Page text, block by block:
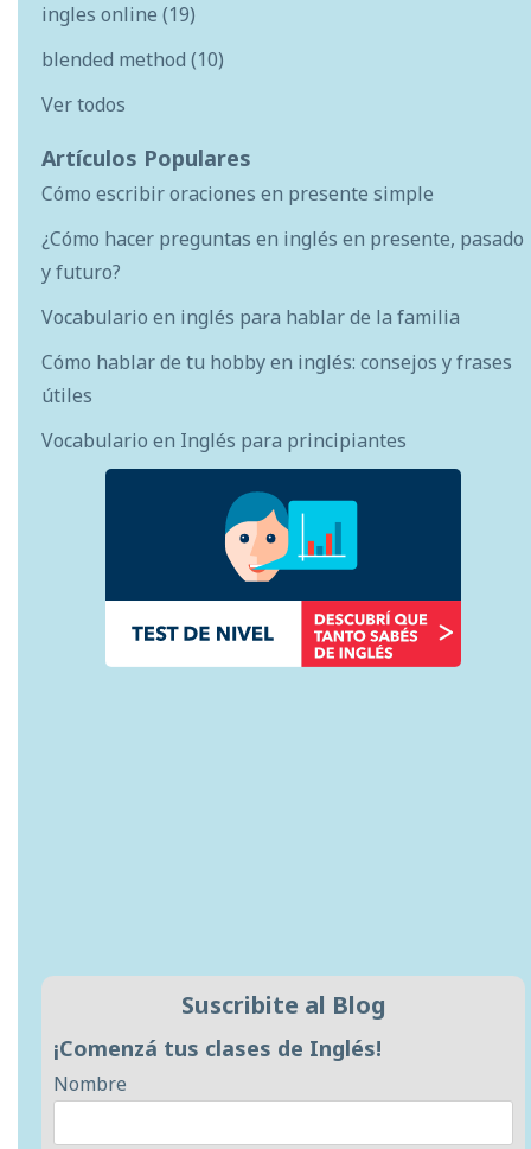
ingles online (19)
blended method (10)
Ver todos
Artículos Populares
Cómo escribir oraciones en presente simple
¿Cómo hacer preguntas en inglés en presente, pasado
y futuro?
Vocabulario en inglés para hablar de la familia
Cómo hablar de tu hobby en inglés: consejos y frases
útiles
Vocabulario en Inglés para principiantes
Suscribite al Blog
¡Comenzá tus clases de Inglés!
Nombre